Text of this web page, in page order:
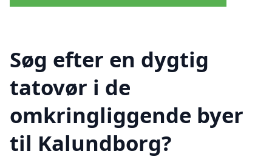
Søg efter en dygtig
tatovør i de
omkringliggende byer
til Kalundborg?